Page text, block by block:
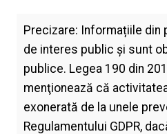
Precizare: Informațiile din
de interes public și sunt
publice. Legea 190 din
menţionează că
exonerată de la unele
Regulamentului GDPR,